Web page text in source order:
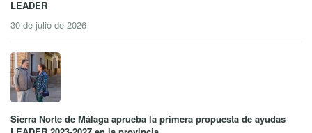
LEADER
30 de julio de 2026
Sierra Norte de Málaga aprueba la primera propuesta de ayudas